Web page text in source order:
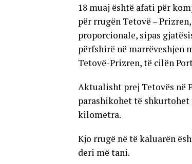
18 muaj është afati për
për rrugën Tetovë –
proporcionale, sipas
përfshirë në marrëveshjen
Tetovë-Prizren, të cilën
Aktualisht prej Tetovës në
parashikohet të shkurtohet
kilometra.
Kjo rrugë në të kaluarën
deri më tani.